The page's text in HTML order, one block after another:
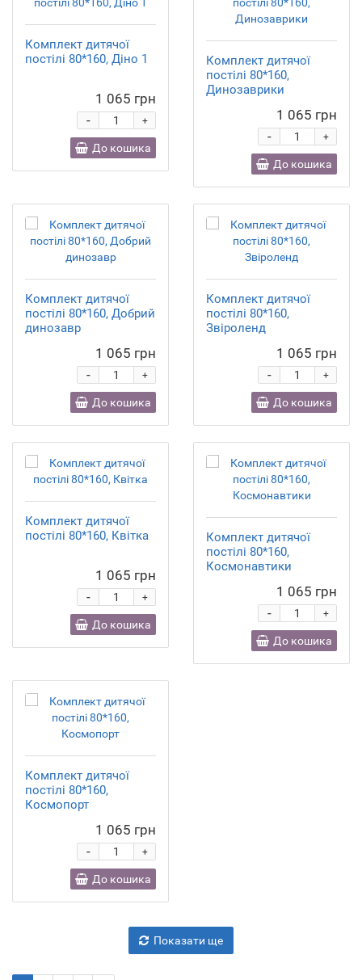
Комплект дитячої
постілі 80*160, Діно 1
1 065 грн
+
-
До кошика
Комплект дитячої
постілі 80*160,
Динозаврики
1 065 грн
+
-
До кошика
Комплект дитячої
постілі 80*160, Добрий
динозавр
1 065 грн
+
-
До кошика
Комплект дитячої
постілі 80*160,
Звіроленд
1 065 грн
+
-
До кошика
Комплект дитячої
постілі 80*160, Квітка
1 065 грн
+
-
До кошика
Комплект дитячої
постілі 80*160,
Космонавтики
1 065 грн
+
-
До кошика
Комплект дитячої
постілі 80*160,
Космопорт
1 065 грн
+
-
До кошика
Показати ще